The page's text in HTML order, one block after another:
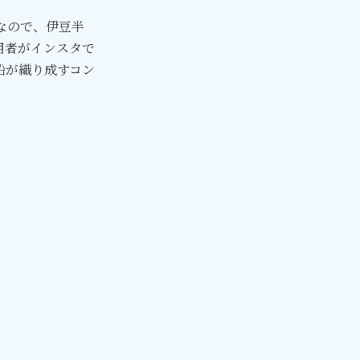
ので、伊豆半
がインスタで
織り成すコン